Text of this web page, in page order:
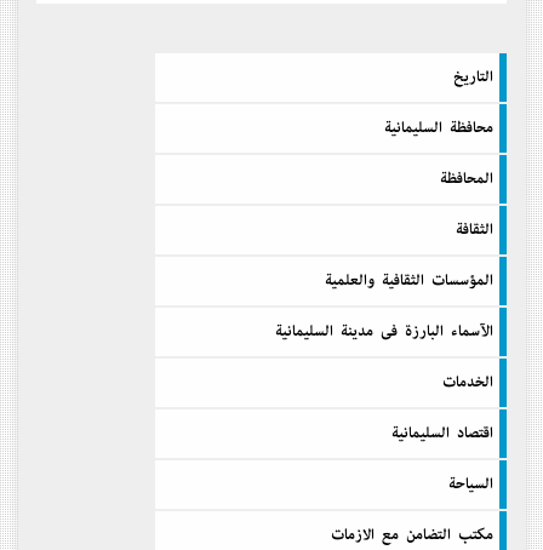
التاريخ
محافظة السليمانية
المحافظة
الثقافة
المؤسسات الثقافية والعلمية
الآسماء البارزة فى مدينة السليمانية
الخدمات
اقتصاد السليمانية
السیاحة
مكتب التضامن مع الازمات